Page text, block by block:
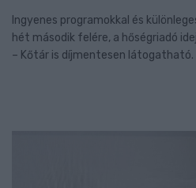
Ingyenes programokkal és
hét második felére, a hőségriadó
– Kőtár is díjmentesen látogatható.